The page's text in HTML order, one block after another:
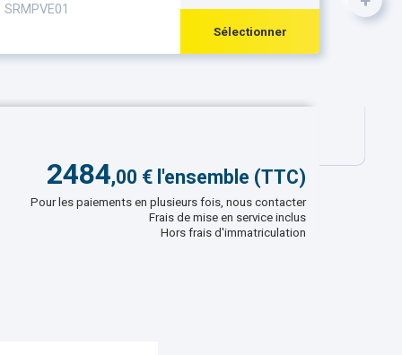
Sélectionner
2484,00 € l'ensemble (TTC)
Pour les paiements en plusieurs fois, nous contacter
Frais de mise en service inclus
Hors frais d'immatriculation